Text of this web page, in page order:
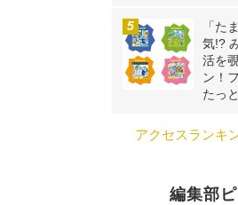
「た
気!?
活を
ン！
たっ
アクセスランキ
編集部